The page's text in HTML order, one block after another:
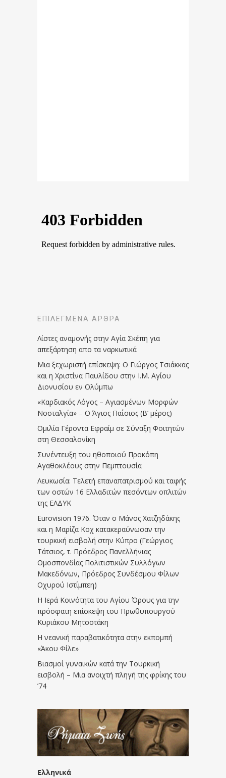
ΕΠΙΛΕΓΜΈΝΑ ΆΡΘΡΑ
Λίστες αναμονής στην Αγία Σκέπη για
απεξάρτηση απο τα ναρκωτικά
Μια ξεχωριστή επίσκεψη: Ο Γιώργος Τσιάκκας
και η Χριστίνα Παυλίδου στην Ι.Μ. Αγίου
Διονυσίου εν Ολύμπω
«Καρδιακός Λόγος – Αγιασμένων Μορφών
Νοσταλγία» – Ο Άγιος Παΐσιος (Β’ μέρος)
Ομιλία Γέροντα Εφραίμ σε Σύναξη Φοιτητών
στη Θεσσαλονίκη
Συνέντευξη του ηθοποιού Προκόπη
Αγαθοκλέους στην Πεμπτουσία
Λευκωσία: Τελετή επαναπατρισμού και ταφής
των οστών 16 Ελλαδιτών πεσόντων οπλιτών
της ΕΛΔΥΚ
Eurovision 1976. Όταν ο Μάνος Χατζηδάκης
και η Μαρίζα Κοχ κατακεραύνωσαν την
τουρκική εισβολή στην Κύπρο (Γεώργιος
Τάτσιος, τ. Πρόεδρος Πανελλήνιας
Ομοσπονδίας Πολιτιστικών Συλλόγων
Μακεδόνων, Πρόεδρος Συνδέσμου Φίλων
Οχυρού Ιστίμπεη)
Η Ιερά Κοινότητα του Αγίου Όρους για την
πρόσφατη επίσκεψη του Πρωθυπουργού
Κυριάκου Μητσοτάκη
Η νεανική παραβατικότητα στην εκπομπή
«Άκου Φίλε»
Βιασμοί γυναικών κατά την Τουρκική
εισβολή – Μια ανοιχτή πληγή της φρίκης του
’74
Ελληνικά